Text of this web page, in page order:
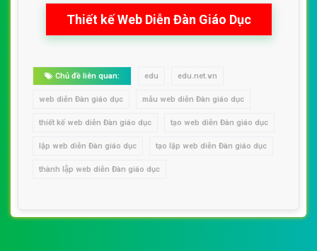
Thiết kế Web Diễn Đàn Giáo Dục
Chủ đề liên quan: edu edu.net.vn
web diễn Đàn giáo dục mẫu web diễn Đàn giáo dục
thiết kế web diễn Đàn giáo dục tạo web diễn Đàn giáo dục
lập web diễn Đàn giáo dục tạo lập web diễn Đàn giáo dục
thành lập web diễn Đàn giáo dục